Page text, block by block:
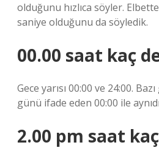
olduğunu hızlıca söyler.
saniye olduğunu da söyledik.
00.00 saat kaç
Gece yarısı 00:00 ve 24:00.
günü ifade eden 00:00 ile
2.00 pm saat